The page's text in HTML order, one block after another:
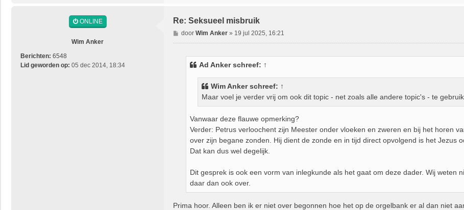
ONLINE
Wim Anker
Berichten: 6548
Lid geworden op: 05 dec 2014, 18:34
Re: Seksueel misbruik
B
e
door Wim Anker» 19 jul 2025, 16:21
Ad Ankerschreef: ↑
Wim Ankerschreef: ↑
Maar voel je verder vrij om ook dit topic - net zoals alle andere topic's - te
Vanwaar deze flauwe opmerking?
Verder: Petrus verloochent zijn Meester onder vloeken en zweren en bij het horen
over zijn begane zonden. Hij dient de zonde en in tijd direct opvolgend is het Jezus
Dat kan dus wel degelijk.
Dit gesprek is ook een vorm van inlegkunde als het gaat om deze dader. Wij weten
daar dan ook over.
Prima hoor. Alleen ben ik er niet over begonnen hoe het op de orgelbank er al dan niet